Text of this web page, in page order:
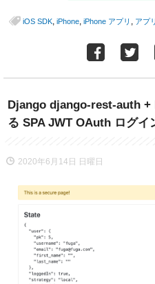
iOS SDK iPhone iPhone アプリ アプリ
Django django-rest-auth
る SPA JWT OAuth ログイ
2020年6月14日 日曜日